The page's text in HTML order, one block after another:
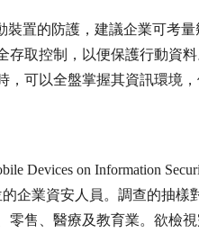
裝置的防護，建議企業可考
取控制，以便保護行動資料
可以全盤掌握其資訊環境
Devices on Information
企業資安人員。調查的抽樣
售、醫療及教育業。欲檢